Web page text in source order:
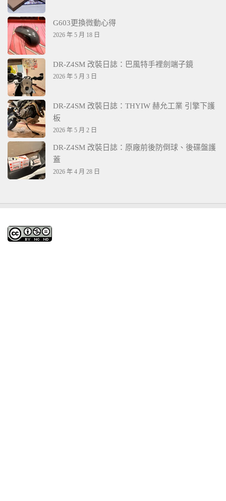
G603更換微動心得
2026 年 5 月 18 日
DR-Z4SM 改裝日誌：巴風特手裡劍端子鏡
2026 年 5 月 3 日
DR-Z4SM 改裝日誌：THYIW 赫允工業 引擎下護
板
2026 年 5 月 2 日
DR-Z4SM 改裝日誌：原廠前後防倒球、後碟盤護
蓋
2026 年 4 月 28 日